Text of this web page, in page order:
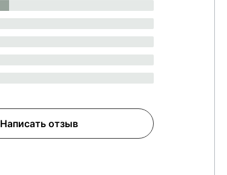
Написать отзыв